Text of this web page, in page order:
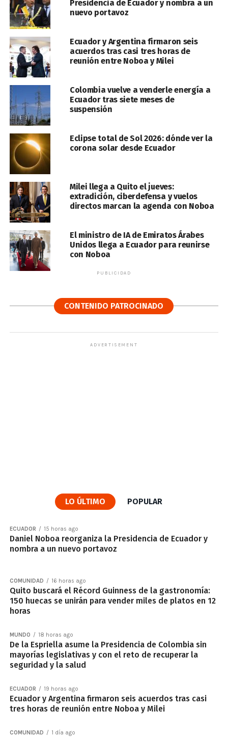
Presidencia de Ecuador y nombra a un
nuevo portavoz
Ecuador y Argentina firmaron seis
acuerdos tras casi tres horas de
reunión entre Noboa y Milei
Colombia vuelve a venderle energía a
Ecuador tras siete meses de
suspensión
Eclipse total de Sol 2026: dónde ver la
corona solar desde Ecuador
Milei llega a Quito el jueves:
extradición, ciberdefensa y vuelos
directos marcan la agenda con Noboa
El ministro de IA de Emiratos Árabes
Unidos llega a Ecuador para reunirse
con Noboa
PUBLICIDAD
CONTENIDO PATROCINADO
ADVERTISEMENT
LO ÚLTIMO POPULAR
ECUADOR 15 horas ago
Daniel Noboa reorganiza la Presidencia de Ecuador y
nombra a un nuevo portavoz
COMUNIDAD 16 horas ago
Quito buscará el Récord Guinness de la gastronomía:
150 huecas se unirán para vender miles de platos en 12
horas
MUNDO 18 horas ago
De la Espriella asume la Presidencia de Colombia sin
mayorías legislativas y con el reto de recuperar la
seguridad y la salud
ECUADOR 19 horas ago
Ecuador y Argentina firmaron seis acuerdos tras casi
tres horas de reunión entre Noboa y Milei
COMUNIDAD 1 día ago